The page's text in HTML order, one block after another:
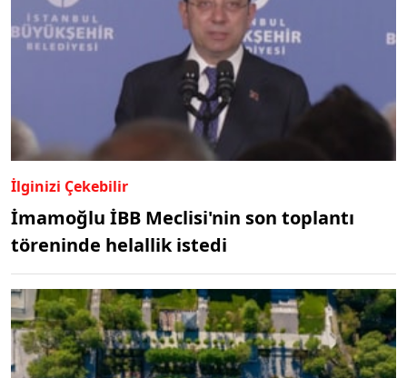
İlginizi Çekebilir
İmamoğlu İBB Meclisi'nin son toplantı
töreninde helallik istedi